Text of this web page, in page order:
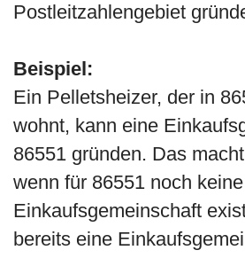
Postleitzahlengebiet
Beispiel:
Ein Pelletsheizer, der in
wohnt, kann eine
86551 gründen. Das
wenn für 86551 noch keine
Einkaufsgemeinschaft
bereits eine